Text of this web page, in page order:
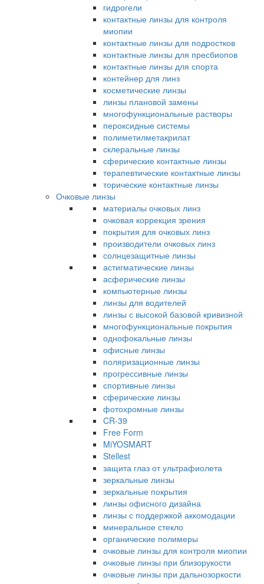
гидрогели
контактные линзы для контроля
миопии
контактные линзы для подростков
контактные линзы для пресбиопов
контактные линзы для спорта
контейнер для линз
косметические линзы
линзы плановой замены
многофункциональные растворы
пероксидные системы
полиметилметакрилат
склеральные линзы
сферические контактные линзы
терапевтические контактные линзы
торические контактные линзы
Очковые линзы
материалы очковых линз
очковая коррекция зрения
покрытия для очковых линз
производители очковых линз
солнцезащитные линзы
астигматические линзы
асферические линзы
компьютерные линзы
линзы для водителей
линзы с высокой базовой кривизной
многофункциональные покрытия
однофокальные линзы
офисные линзы
поляризационные линзы
прогрессивные линзы
спортивные линзы
сферические линзы
фотохромные линзы
CR-39
Free Form
MiYOSMART
Stellest
защита глаз от ультрафиолета
зеркальные линзы
зеркальные покрытия
линзы офисного дизайна
линзы с поддержкой аккомодации
минеральное стекло
органические полимеры
очковые линзы для контроля миопии
очковые линзы при близорукости
очковые линзы при дальнозоркости